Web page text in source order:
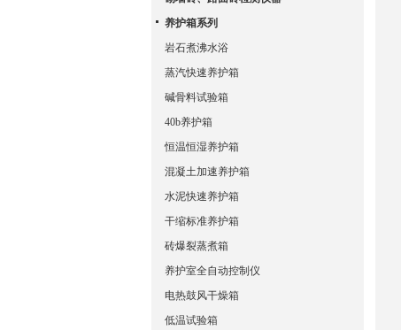
养护箱系列
岩石煮沸水浴
蒸汽快速养护箱
碱骨料试验箱
40b养护箱
恒温恒湿养护箱
混凝土加速养护箱
水泥快速养护箱
干缩标准养护箱
砖爆裂蒸煮箱
养护室全自动控制仪
电热鼓风干燥箱
低温试验箱